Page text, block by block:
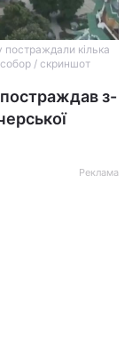
постраждали кілька
/ скриншот
з-
Реклама